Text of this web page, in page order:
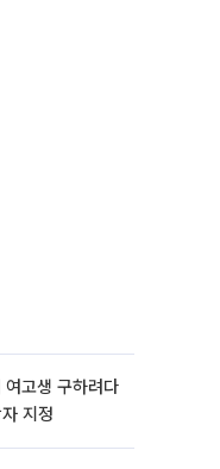
고생 구하려다
지정